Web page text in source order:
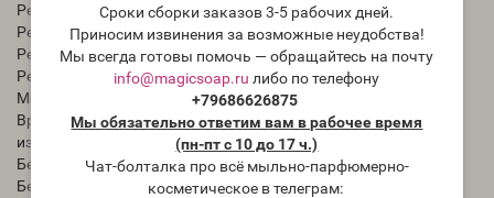
Сроки сборки заказов 3-5 рабочих дней.
Приносим извинения за возможные неудобства!
Мы всегда готовы помочь — обращайтесь на почту
info@magicsoap.ru либо по телефону
+79686626875
Мы обязательно ответим вам в рабочее время
(пн-пт с 10 до 17 ч.)
Чат-болталка про всё мыльно-парфюмерно-
косметическое в телеграм:
Рекомендуется для мыла с нуля ХС и ГС: да
Рекомендуется для мыла из основы: да
Рекомендуется для бомбочек для ванны: да
Рекомендуется для свечей: да
Метод испытания свечи: Уровень аромата составлял 6%.
Время отверждения составляло минимум 5 дней, а любое
изменение цвета отмечалось через 30 дней.
Безопасность для глаз: нет
Безопасность для губ: нет